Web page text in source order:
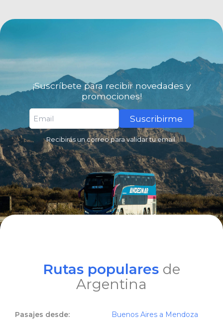
¡Suscríbete para recibir novedades y
promociones!
Suscribirme
Recibirás un correo para validar tu email.
Rutas populares de
Argentina
Pasajes desde:
Buenos Aires a Mendoza